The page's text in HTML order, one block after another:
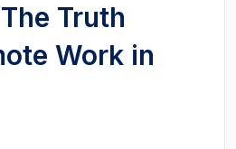
Truth
Work in